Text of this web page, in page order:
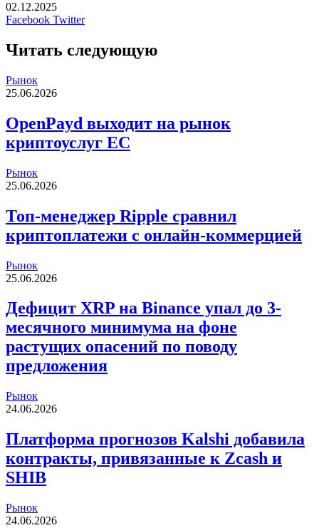
02.12.2025
Facebook TwitterLinkedIn
Tumblr
Reddit
Вконтакте
Одноклассники
Skype
Messenger
Messenger
WhatsApp
Telegram
Viber
Line
Печатать
Читать следующую
Рынок
25.06.2026
OpenPayd выходит на рынок
криптоуслуг ЕС
Рынок
25.06.2026
Топ-менеджер Ripple сравнил
криптоплатежи с онлайн-коммерцией
Рынок
25.06.2026
Дефицит XRP на Binance упал до 3-
месячного минимума на фоне
растущих опасений по поводу
предложения
Рынок
24.06.2026
Платформа прогнозов Kalshi добавила
контракты, привязанные к Zcash и
SHIB
Рынок
24.06.2026